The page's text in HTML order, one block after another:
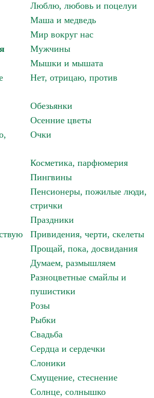
Люблю, любовь и поцелуи
Маша и медведь
Мир вокруг нас
Мужчины
Мышки и мышата
Нет, отрицаю, против
Обезьянки
Осенние цветы
Очки
Косметика, парфюмерия
Пингвины
Пенсионеры, пожилые люди,
стрички
Праздники
Привидения, черти, скелеты
Прощай, пока, досвидания
Думаем, размышляем
Разноцветные смайлы и
пушистики
Розы
Рыбки
Свадьба
Сердца и сердечки
Слоники
Смущение, стеснение
Солнце, солнышко